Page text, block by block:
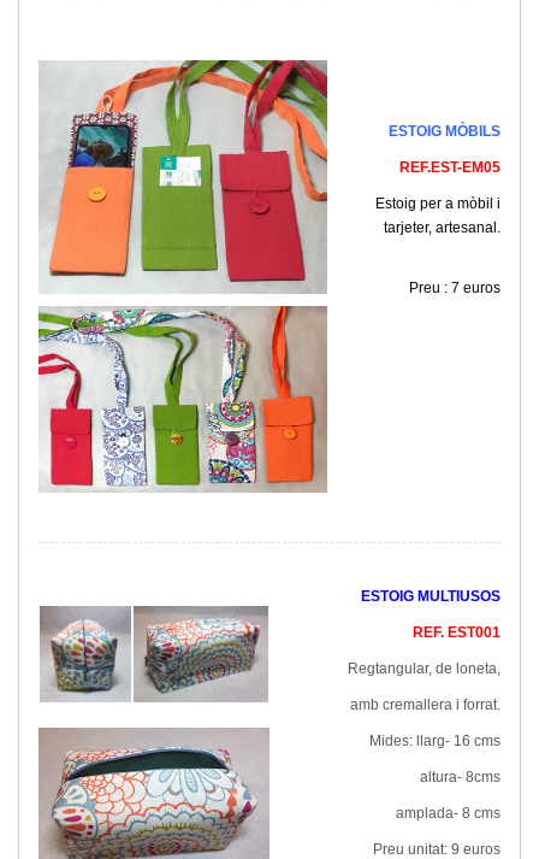
ESTOIG MÒBILS
REF.EST-EM05
Estoig per a mòbil i
tarjeter, artesanal.
Preu : 7 euros
ESTOIG MULTIUSOS
REF. EST001
Regtangular, de loneta,
amb cremallera i forrat.
Mides: llarg- 16 cms
altura- 8cms
amplada- 8 cms
Preu unitat: 9 euros